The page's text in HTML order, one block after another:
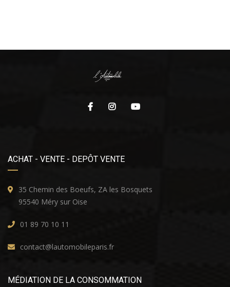
ACHAT - VENTE - DEPÔT VENTE
35 Chemin des Boeufs, ZA les Bosquets
95540 Méry sur Oise
01 89 70 10 11
contact@lautomobileparis.fr
MÉDIATION DE LA CONSOMMATION